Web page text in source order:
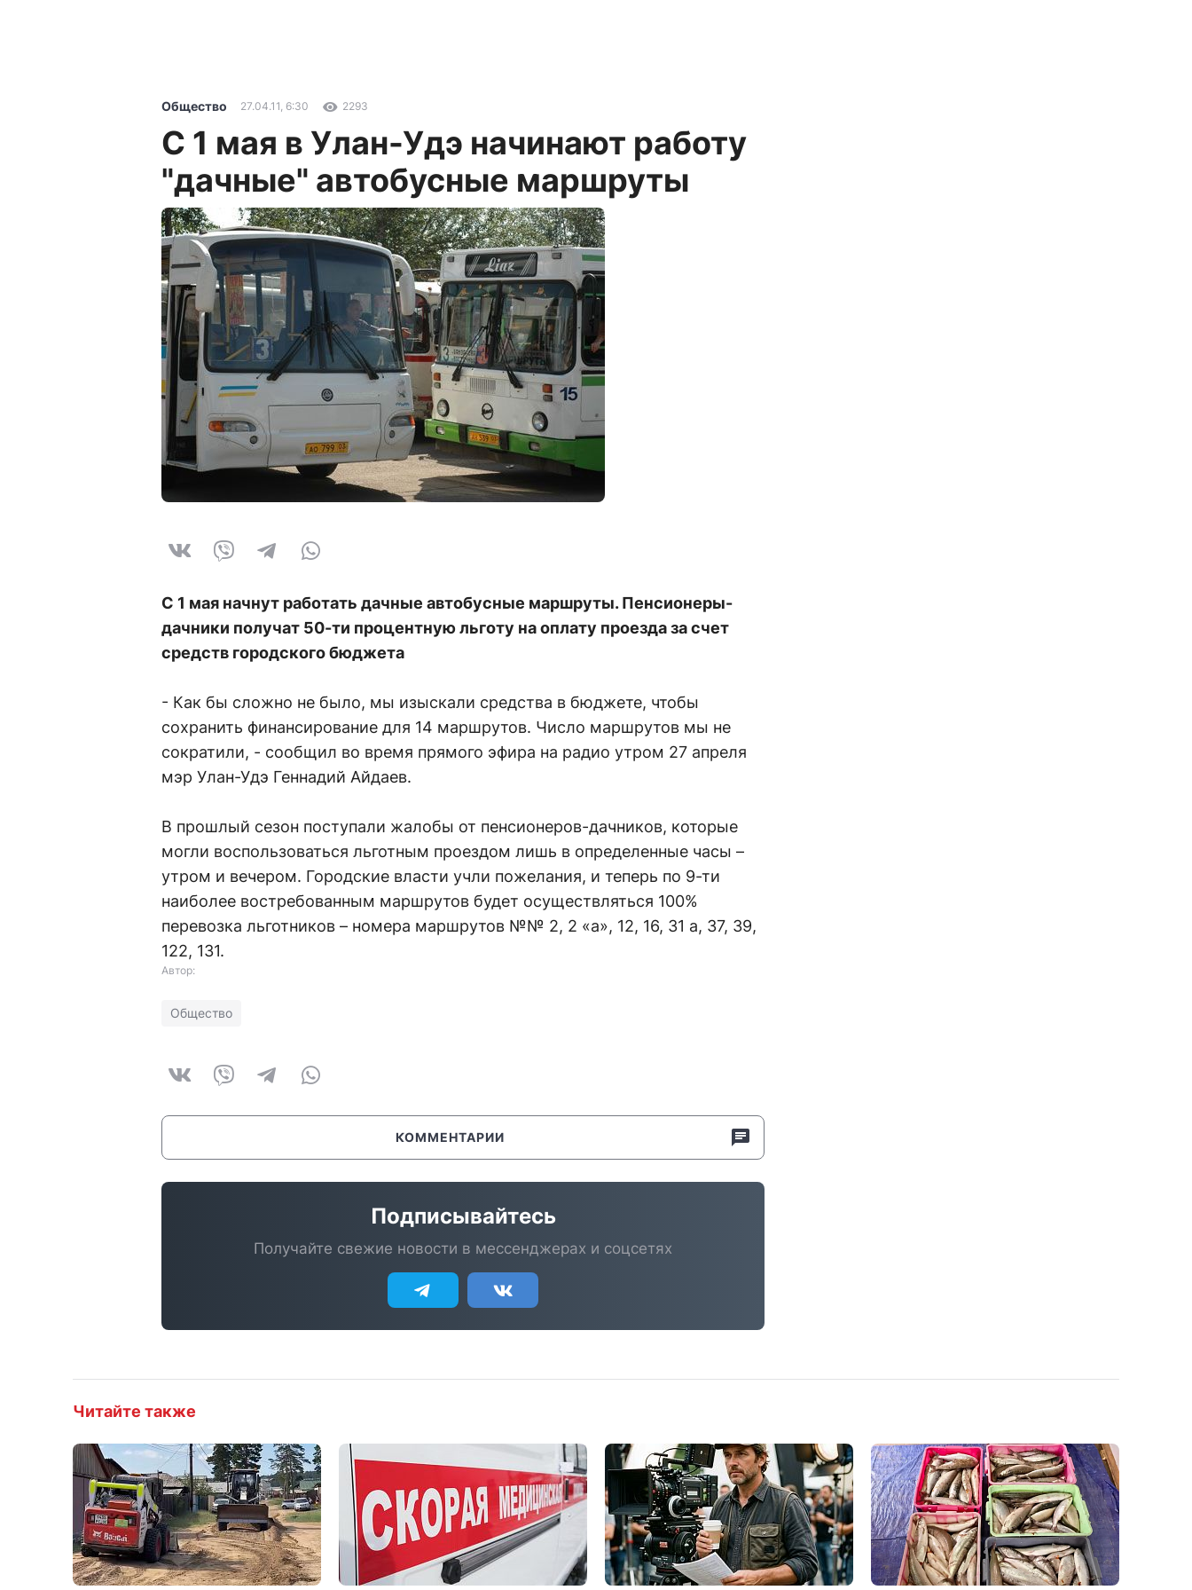
Общество 27.04.11, 6:30 2293
С 1 мая в Улан-Удэ начинают работу
"дачные" автобусные маршруты
С 1 мая начнут работать дачные автобусные маршруты. Пенсионеры-
дачники получат 50-ти процентную льготу на оплату проезда за счет
средств городского бюджета
- Как бы сложно не было, мы изыскали средства в бюджете, чтобы
сохранить финансирование для 14 маршрутов. Число маршрутов мы не
сократили, - сообщил во время прямого эфира на радио утром 27 апреля
мэр Улан-Удэ Геннадий Айдаев.
В прошлый сезон поступали жалобы от пенсионеров-дачников, которые
могли воспользоваться льготным проездом лишь в определенные часы –
утром и вечером. Городские власти учли пожелания, и теперь по 9-ти
наиболее востребованным маршрутов будет осуществляться 100%
перевозка льготников – номера маршрутов №№ 2, 2 «а», 12, 16, 31 а, 37, 39,
122, 131.
Автор:
Общество
КОММЕНТАРИИ
Подписывайтесь
Получайте свежие новости в мессенджерах и соцсетях
Читайте также